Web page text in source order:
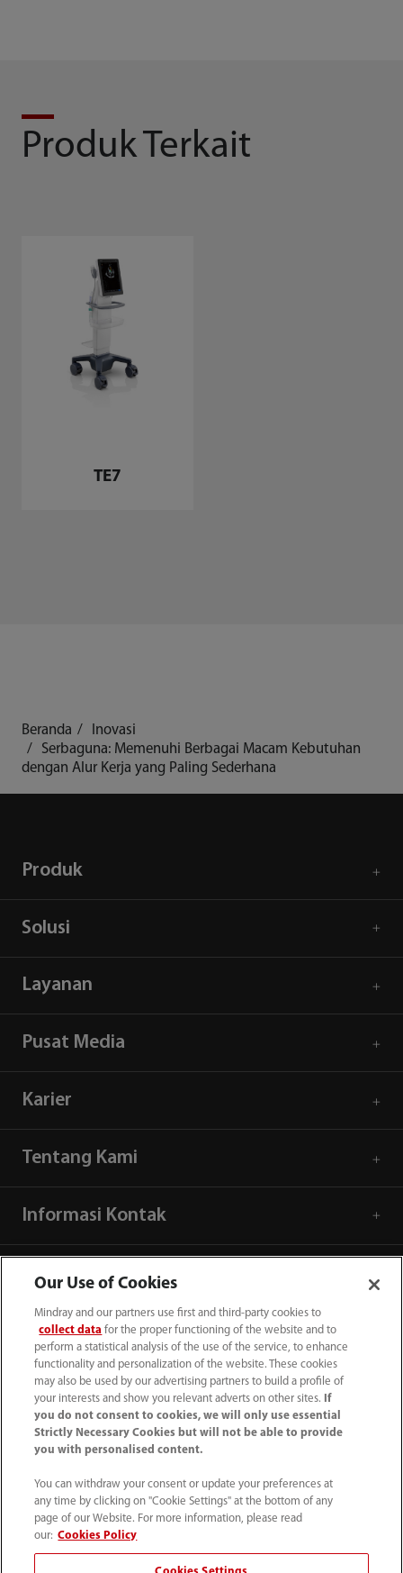
Produk Terkait
TE7
Beranda
Inovasi
Serbaguna: Memenuhi Berbagai Macam Kebutuhan
dengan Alur Kerja yang Paling Sederhana
Produk
Solusi
Layanan
Pusat Media
Karier
Tentang Kami
Informasi Kontak
(62-21) 29027280
info.id@mindray.com
Persyaratan Penggunaan
Pemberitahuan Cookie
Our Use of Cookies
Mindray and our partners use first and third-party cookies to
collect data for the proper functioning of the website and to
perform a statistical analysis of the use of the service, to enhance
functionality and personalization of the website. These cookies
may also be used by our advertising partners to build a profile of
your interests and show you relevant adverts on other sites.
If
you do not consent to cookies, we will only use essential
Strictly Necessary Cookies but will not be able to provide
you with personalised content.
You can withdraw your consent or update your preferences at
any time by clicking on "Cookie Settings" at the bottom of any
page of our Website. For more information, please read
our: Cookies Policy